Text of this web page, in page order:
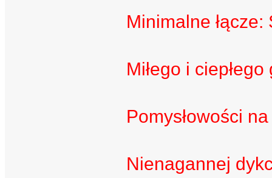
Minimalne łącze:
Miłego i ciepłego
Pomysłowości
Nienagannej